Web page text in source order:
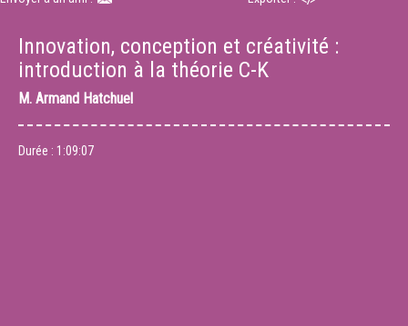
Innovation, conception et créativité :
introduction à la théorie C-K
M. Armand Hatchuel
Durée : 1:09:07